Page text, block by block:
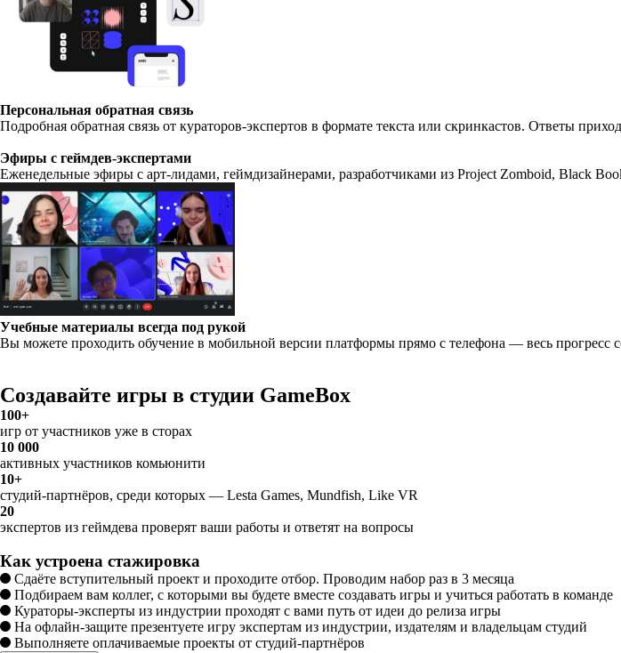
Персональная обратная связь
Подробная обратная связь от кураторов-экспертов в формате текста или скринкастов. Ответы
Эфиры с геймдев-экспертами
Еженедельные эфиры с арт-лидами, геймдизайнерами, разработчиками из Project Zomboid, Black
Учебные материалы всегда под рукой
Вы можете проходить обучение в мобильной версии платформы прямо с телефона — весь прогресс
Создавайте игры в студии GameBox
100+
игр от участников уже в сторах
10 000
активных участников комьюнити
10+
студий-партнёров, среди которых — Lesta Games, Mundfish, Like VR
20
экспертов из геймдева проверят ваши работы и ответят на вопросы
Как устроена стажировка
Сдаёте вступительный проект и проходите отбор. Проводим набор раз в 3 месяца
Подбираем вам коллег, с которыми вы будете вместе создавать игры и учиться работать в команде
Кураторы-эксперты из индустрии проходят с вами путь от идеи до релиза игры
На офлайн-защите презентуете игру экспертам из индустрии, издателям и владельцам студий
Выполняете оплачиваемые проекты от студий-партнёров